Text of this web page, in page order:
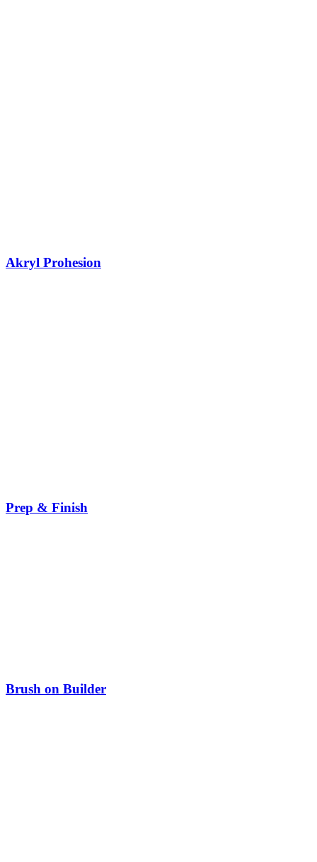
Akryl Prohesion
Prep & Finish
Brush on Builder